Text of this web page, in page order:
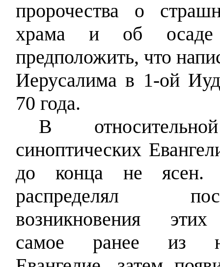
пророчества о
храма и об осаде
предположить, что
Иерусалима в 1-ой
70 года.
В
синоптических
до конца не ясен.
распределял
возникновения этих
самое ранее из